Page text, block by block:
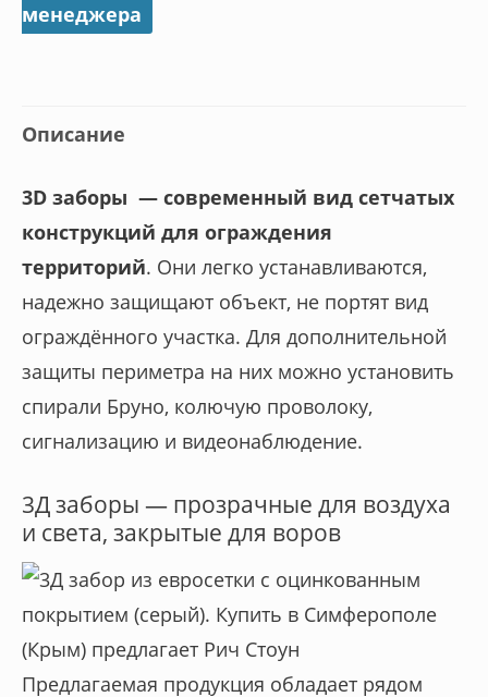
менеджера
Описание
3D заборы — современный вид сетчатых
конструкций для ограждения
территорий. Они легко устанавливаются,
надежно защищают объект, не портят вид
ограждённого участка. Для дополнительной
защиты периметра на них можно установить
спирали Бруно, колючую проволоку,
сигнализацию и видеонаблюдение.
3Д заборы — прозрачные для воздуха
и света, закрытые для воров
Предлагаемая продукция обладает рядом